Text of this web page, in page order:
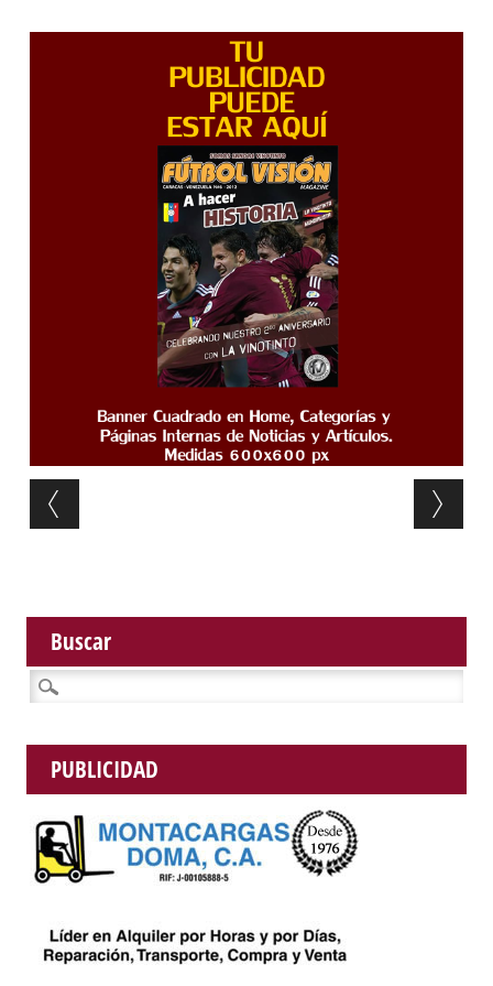
Post navigation
Buscar
Buscar:
PUBLICIDAD